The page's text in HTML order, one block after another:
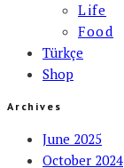
Life
Food
Türkçe
Shop
Archives
June 2025
October 2024